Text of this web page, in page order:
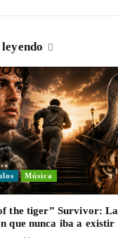
leyendo
Música
the tiger” Survivor: La
que nunca iba a existir